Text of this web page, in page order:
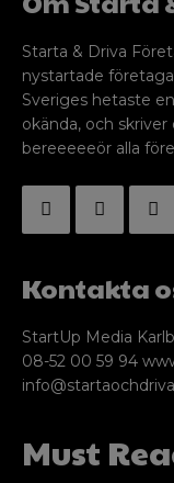
Starta & Driva
nystartade
Sveriges hetaste
okända, och
bereeeeeör alla
Kontakta
StartUp Media
08-52 00 59 94
Must